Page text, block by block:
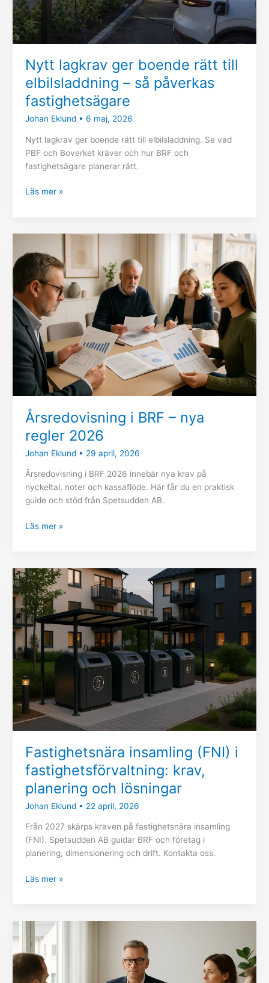
Nytt lagkrav ger boende rätt till
elbilsladdning – så påverkas
fastighetsägare
Johan Eklund • 6 maj, 2026
Nytt lagkrav ger boende rätt till elbilsladdning. Se vad
PBF och Boverket kräver och hur BRF och
fastighetsägare planerar rätt.
påverkas
fastighetsägare
Läs mer »
Årsredovisning i BRF – nya
regler 2026
Johan Eklund • 29 april, 2026
Årsredovisning i BRF 2026 innebär nya krav på
nyckeltal, noter och kassaflöde. Här får du en praktisk
guide och stöd från Spetsudden AB.
i
BRF
nya
regler
2026
Läs mer »
Fastighetsnära insamling (FNI) i
fastighetsförvaltning: krav,
planering och lösningar
Johan Eklund • 22 april, 2026
Från 2027 skärps kraven på fastighetsnära insamling
(FNI). Spetsudden AB guidar BRF och företag i
planering, dimensionering och drift. Kontakta oss.
Fastighetsnära
insamling
(FNI)
i
fastighetsförvaltning:
krav,
planering
lösningar
Läs mer »
Oberoende
ordförande
till
årsstämman
för